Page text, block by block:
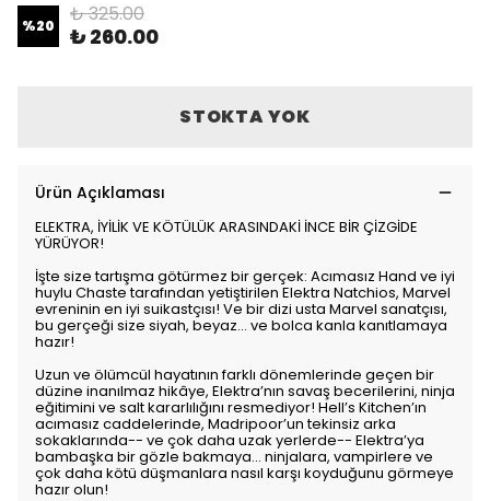
%20 ₺ 325.00
₺ 260.00
STOKTA YOK
Ürün Açıklaması
ELEKTRA, İYİLİK VE KÖTÜLÜK ARASINDAKİ İNCE BİR ÇİZGİDE
YÜRÜYOR!
İşte size tartışma götürmez bir gerçek: Acımasız Hand ve iyi
huylu Chaste tarafından yetiştirilen Elektra Natchios, Marvel
evreninin en iyi suikastçısı! Ve bir dizi usta Marvel sanatçısı,
bu gerçeği size siyah, beyaz... ve bolca kanla kanıtlamaya
hazır!
Uzun ve ölümcül hayatının farklı dönemlerinde geçen bir
düzine inanılmaz hikâye, Elektra’nın savaş becerilerini, ninja
eğitimini ve salt kararlılığını resmediyor! Hell’s Kitchen’ın
acımasız caddelerinde, Madripoor’un tekinsiz arka
sokaklarında-- ve çok daha uzak yerlerde-- Elektra’ya
bambaşka bir gözle bakmaya... ninjalara, vampirlere ve
çok daha kötü düşmanlara nasıl karşı koyduğunu görmeye
hazır olun!